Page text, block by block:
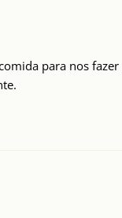
para nos